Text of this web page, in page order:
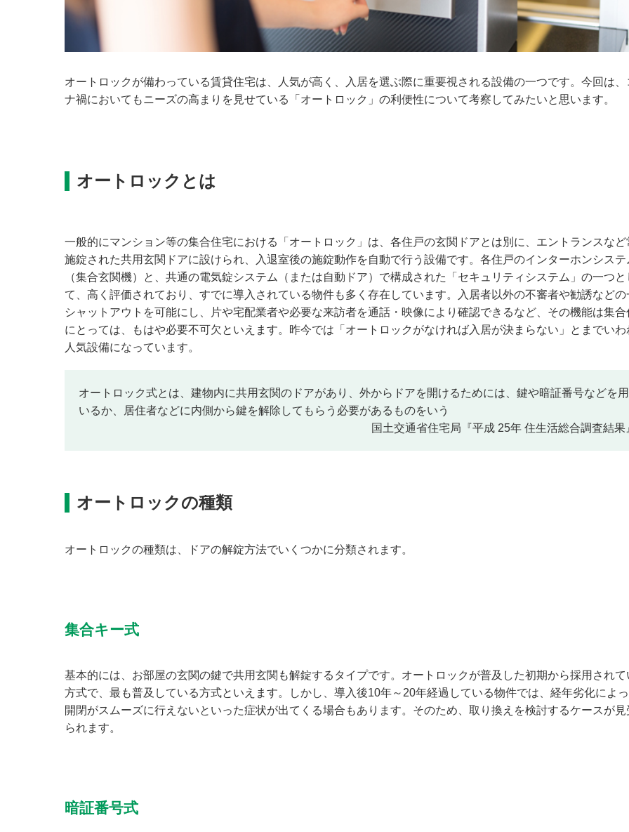
オートロックが備わっている賃貸住宅は、人気が高く、入居を選ぶ際に重要視される設備の一つです。今回は、
ナ禍においてもニーズの高まりを見せている「オートロック」の利便性について考察してみたいと思います。
オートロックとは
一般的にマンション等の集合住宅における「オートロック」は、各住戸の玄関ドアとは別に、エントランスなど
施錠された共用玄関ドアに設けられ、入退室後の施錠動作を自動で行う設備です。各住戸のインターホンシステ
（集合玄関機）と、共通の電気錠システム（または自動ドア）で構成された「セキュリティシステム」の一つと
て、高く評価されており、すでに導入されている物件も多く存在しています。入居者以外の不審者や勧誘などの
シャットアウトを可能にし、片や宅配業者や必要な来訪者を通話・映像により確認できるなど、その機能は集合
にとっては、もはや必要不可欠といえます。昨今では「オートロックがなければ入居が決まらない」とまでいわ
人気設備になっています。
オートロック式とは、建物内に共用玄関のドアがあり、外からドアを開けるためには、鍵や暗証番号などを用
いるか、居住者などに内側から鍵を解除してもらう必要があるものをいう
国土交通省住宅局『平成 25年 住生活総合調査結果
オートロックの種類
オートロックの種類は、ドアの解錠方法でいくつかに分類されます。
集合キー式
基本的には、お部屋の玄関の鍵で共用玄関も解錠するタイプです。オートロックが普及した初期から採用されて
方式で、最も普及している方式といえます。しかし、導入後10年～20年経過している物件では、経年劣化によ
開閉がスムーズに行えないといった症状が出てくる場合もあります。そのため、取り換えを検討するケースが見
られます。
暗証番号式